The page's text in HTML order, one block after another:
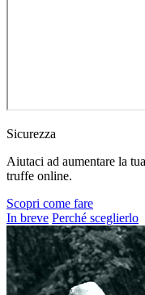
Sicurezza
Aiutaci ad aumentare la
truffe online.
Scopri come fare
In breve Perché sceglierlo